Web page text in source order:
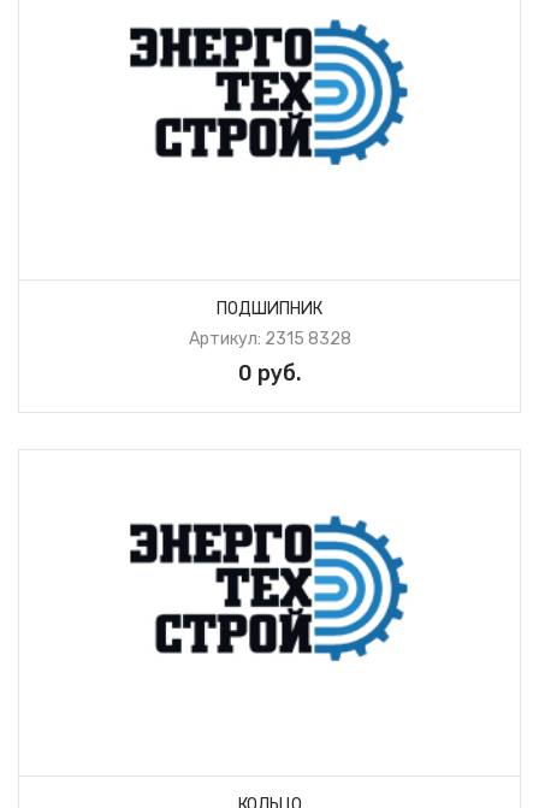
ПОДШИПНИК
Артикул: 2315 8328
0 руб.